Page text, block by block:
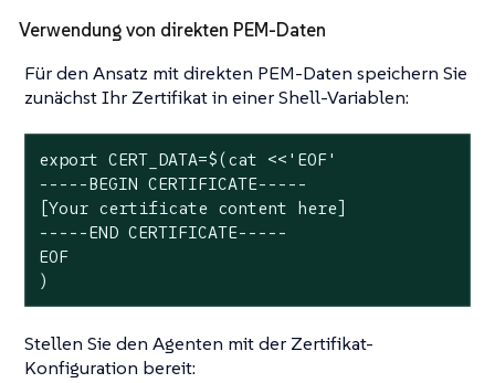
Verwendung von direkten PEM-Daten
Für den Ansatz mit direkten PEM-Daten speichern Sie
zunächst Ihr Zertifikat in einer Shell-Variablen:
export CERT_DATA=$(cat << 'EOF'
-----BEGIN CERTIFICATE-----
[Your certificate content here]
-----END CERTIFICATE-----
EOF
)
Stellen Sie den Agenten mit der Zertifikat-
Konfiguration bereit: